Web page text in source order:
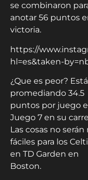
se combinaron
anotar 56 puntos
victoria.
https://
hl=es&taken-
¿Que es peor? Está
promediando 34.5
puntos por juego
Juego 7 en su
Las cosas no serán
fáciles para los
en TD Garden en
Boston.